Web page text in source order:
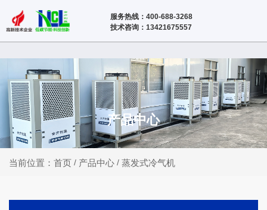
服务热线：400-688-3268
技术咨询：13421675557
产品中心
当前位置：首页 / 产品中心 / 蒸发式冷气机